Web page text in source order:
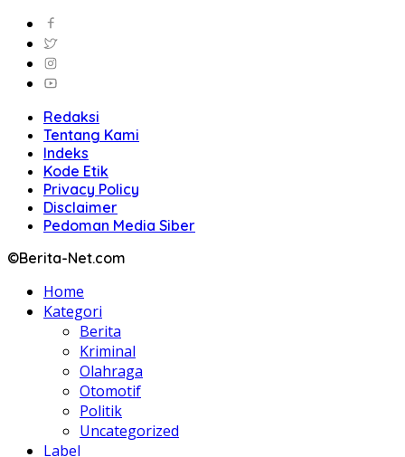
Redaksi
Tentang Kami
Indeks
Kode Etik
Privacy Policy
Disclaimer
Pedoman Media Siber
©Berita-Net.com
Home
Kategori
Berita
Kriminal
Olahraga
Otomotif
Politik
Uncategorized
Label